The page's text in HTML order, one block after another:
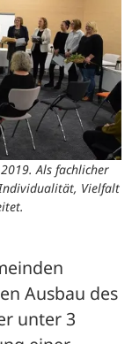
Als fachlicher
Vielfalt
Ausbau des
unter 3